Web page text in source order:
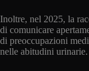
Inoltre, nel 2025, la
di comunicare
di preoccupazioni
nelle abitudini urinarie.